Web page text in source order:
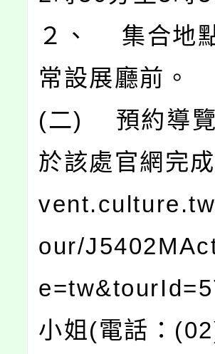
２、 集合地
常設展廳前。
(二) 預約導覽
於該處官網完
our/
小姐(電話：